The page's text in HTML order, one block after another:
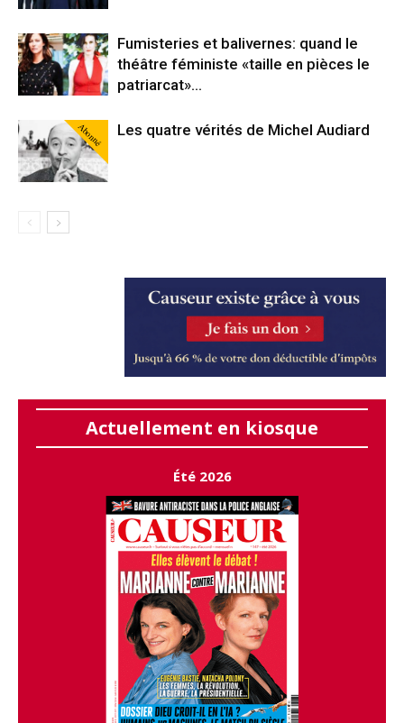
Fumisteries et balivernes: quand le
théâtre féministe «taille en pièces le
patriarcat»…
Abonné Les quatre vérités de Michel Audiard
Actuellement en kiosque
Été 2026